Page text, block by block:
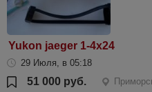
Yukon jaeger 1-4x24
29 Июля, в 05:18
51 000 руб.